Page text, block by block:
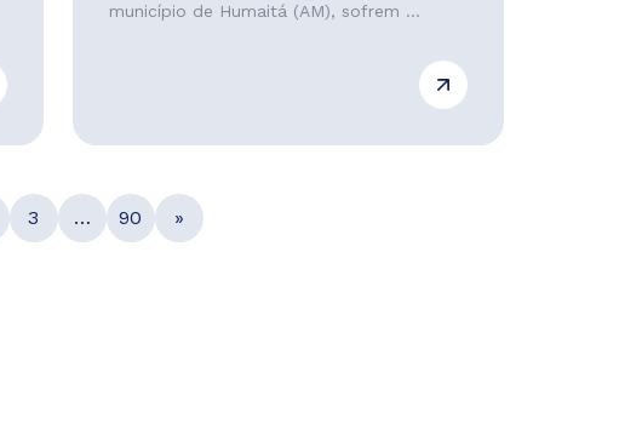
município de Humaitá (AM), sofrem ...
3 … 90 »